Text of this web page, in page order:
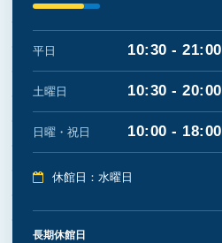
平日 10:30 - 21:00
土曜日 10:30 - 20:00
日曜・祝日 10:00 - 18:00
休館日：水曜日
長期休館日